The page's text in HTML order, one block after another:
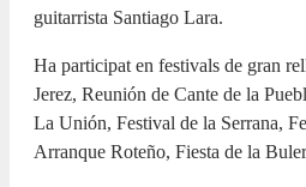
guitarrista Santiago Lara.
Ha participat en festivals de gran
Jerez, Reunión de Cante de la
La Unión, Festival de la Serrana,
Arranque Roteño, Fiesta de la